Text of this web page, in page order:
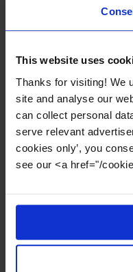
This website uses
Thanks for visiting! We
site and analyse our
can collect personal
serve relevant
cookies only’, you
see our <a href="/